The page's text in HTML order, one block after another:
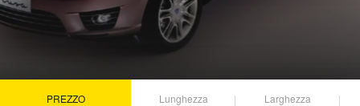
PREZZO Lunghezza Larghezza